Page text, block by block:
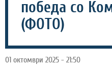
победа со
(ФОТО)
01 октомври 2025 - 21:50